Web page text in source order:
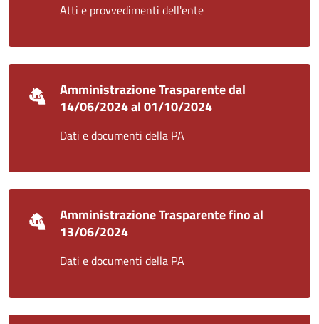
Atti e provvedimenti dell'ente
Amministrazione Trasparente dal
14/06/2024 al 01/10/2024
Dati e documenti della PA
Amministrazione Trasparente fino al
13/06/2024
Dati e documenti della PA